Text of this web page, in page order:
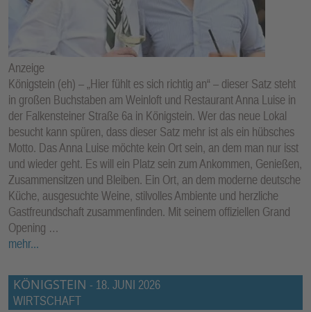
Anzeige
Königstein (eh) – „Hier fühlt es sich richtig an“ – dieser Satz steht
in großen Buchstaben am Weinloft und Restaurant Anna Luise in
der Falkensteiner Straße 6a in Königstein. Wer das neue Lokal
besucht kann spüren, dass dieser Satz mehr ist als ein hübsches
Motto. Das Anna Luise möchte kein Ort sein, an dem man nur isst
und wieder geht. Es will ein Platz sein zum Ankommen, Genießen,
Zusammensitzen und Bleiben. Ein Ort, an dem moderne deutsche
Küche, ausgesuchte Weine, stilvolles Ambiente und herzliche
Gastfreundschaft zusammenfinden. Mit seinem offiziellen Grand
Opening …
mehr...
KÖNIGSTEIN - 18. JUNI 2026
WIRTSCHAFT
E
N